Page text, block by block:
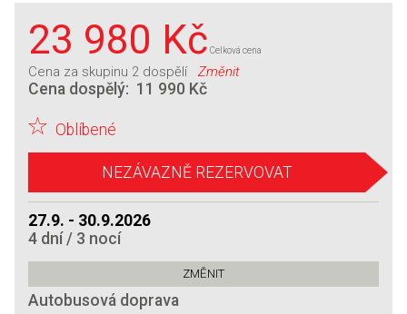
23 980 Kč Celková cena
Cena za skupinu 2 dospělí Změnit
Cena dospělý: 11 990 Kč
Oblíbené
NEZÁVAZNĚ REZERVOVAT
27.9. - 30.9.2026
4 dní / 3 nocí
Autobusová doprava